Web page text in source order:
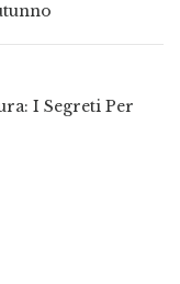
I Segreti Per